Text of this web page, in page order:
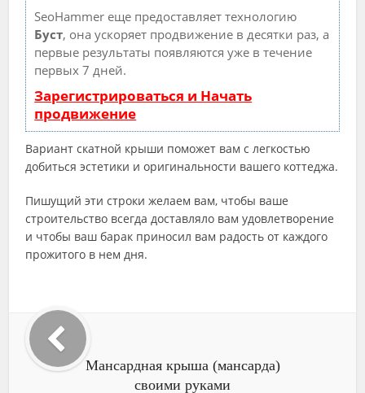
SeoHammer еще предоставляет технологию
Буст, она ускоряет продвижение в десятки раз, а
первые результаты появляются уже в течение
первых 7 дней.
Зарегистрироваться и Начать
продвижение
Вариант скатной крыши поможет вам с легкостью
добиться эстетики и оригинальности вашего коттеджа.
Пишущий эти строки желаем вам, чтобы ваше
строительство всегда доставляло вам удовлетворение
и чтобы ваш барак приносил вам радость от каждого
прожитого в нем дня.
Мансардная крыша (мансарда)
своими руками